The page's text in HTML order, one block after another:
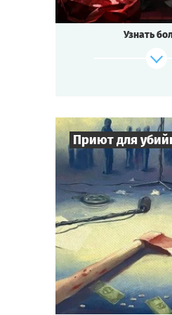
Cыграть
Узнать
Приют для
Игроков 7-
Время игры 2-3
Тип квеста
Заснеженный горный
Съёмки голливудского
Режиссёр найден